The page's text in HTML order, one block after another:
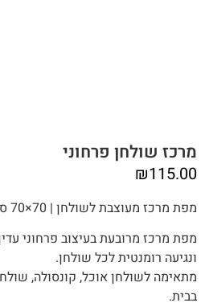
מרכז שולחן פרחוני
₪115.00
מפת מרכז מעוצבת לשולחן | 70×70 ס״מ 🌸
מפת מרכז מרובעת בעיצוב פרחוני
ונגיעה רומנטית לכל שולחן.
מתאימה לשולחן אוכל, קונסולה,
בבית.